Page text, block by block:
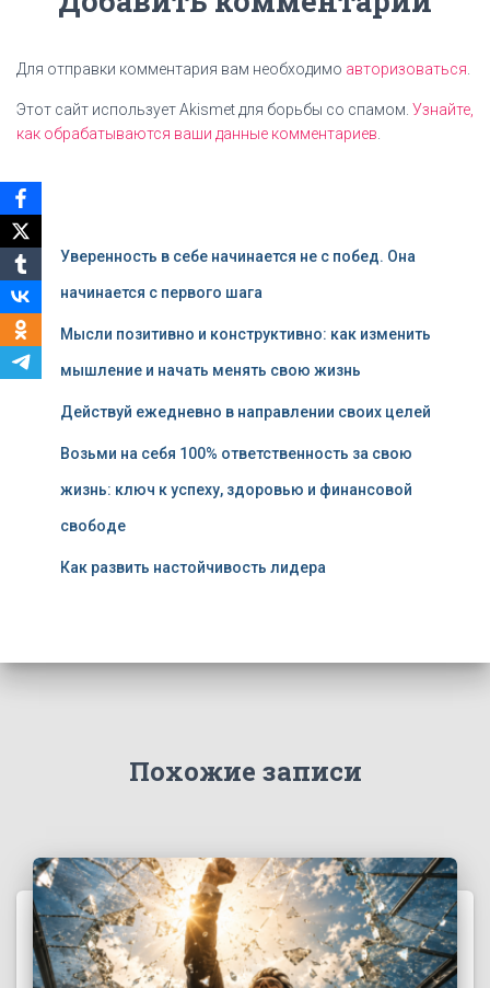
Для отправки комментария вам необходимо авторизоваться
Этот сайт использует Akismet для борьбы со спамом. Узнайте,
как обрабатываются ваши данные комментариев
Уверенность в себе начинается не с побед. Она
начинается с первого шага
Мысли позитивно и конструктивно: как изменить
мышление и начать менять свою жизнь
Действуй ежедневно в направлении своих целей
Возьми на себя 100% ответственность за свою
жизнь: ключ к успеху, здоровью и финансовой
свободе
Как развить настойчивость лидера
Похожие записи